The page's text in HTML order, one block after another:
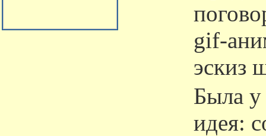
gif-
эскиз
Была у
идея: